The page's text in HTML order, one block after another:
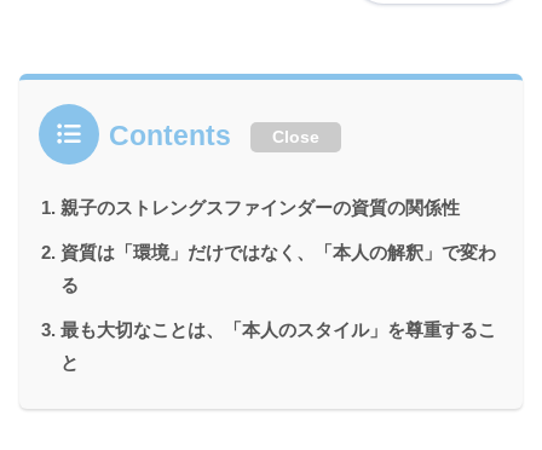
Contents Close
親子のストレングスファインダーの資質の関係性
資質は「環境」だけではなく、「本人の解釈」で変わ
る
最も大切なことは、「本人のスタイル」を尊重するこ
と